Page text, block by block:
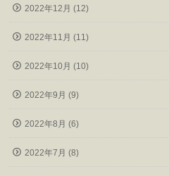
2022年12月 (12)
2022年11月 (11)
2022年10月 (10)
2022年9月 (9)
2022年8月 (6)
2022年7月 (8)